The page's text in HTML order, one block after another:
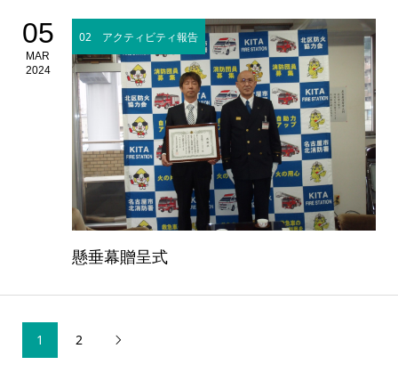
05
MAR
2024
02 アクティビティ報告
懸垂幕贈呈式
1 2 